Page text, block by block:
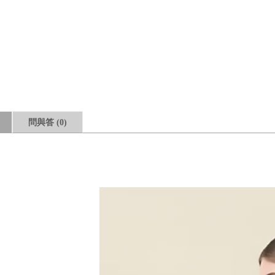
問與答 (0)